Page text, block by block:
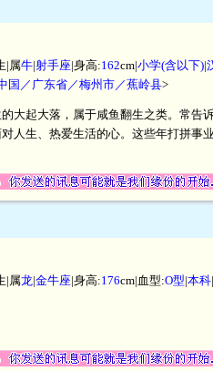
|属牛|射手座|身高:162cm|小学(含以下)|
国／广东省／梅州市／蕉岭县>
大起大落，属于咸鱼翻生之类。常
人生、热爱生活的心。这些年打拼
|属龙|金牛座|身高:176cm|血型:O型|本科|